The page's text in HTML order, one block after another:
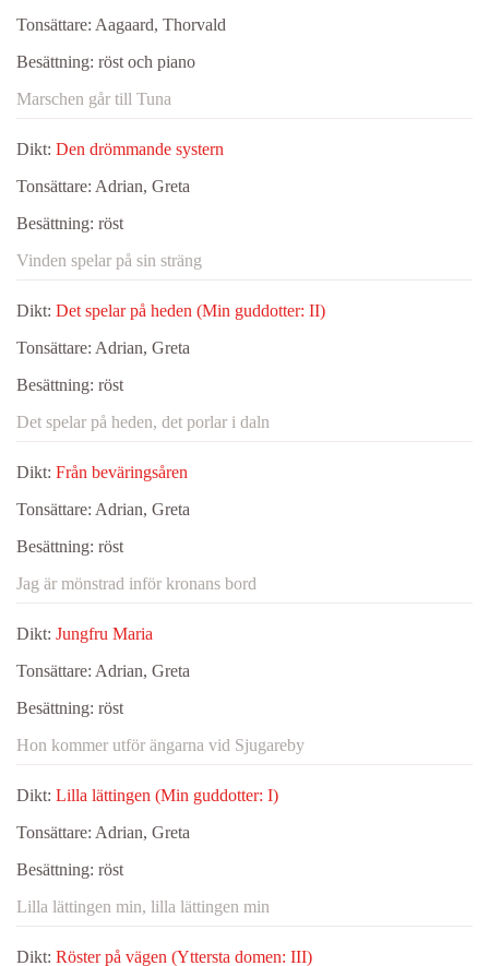
Tonsättare: Aagaard, Thorvald
Besättning: röst och piano
Marschen går till Tuna
Dikt: Den drömmande systern
Tonsättare: Adrian, Greta
Besättning: röst
Vinden spelar på sin sträng
Dikt: Det spelar på heden (Min guddotter: II)
Tonsättare: Adrian, Greta
Besättning: röst
Det spelar på heden, det porlar i daln
Dikt: Från beväringsåren
Tonsättare: Adrian, Greta
Besättning: röst
Jag är mönstrad inför kronans bord
Dikt: Jungfru Maria
Tonsättare: Adrian, Greta
Besättning: röst
Hon kommer utför ängarna vid Sjugareby
Dikt: Lilla lättingen (Min guddotter: I)
Tonsättare: Adrian, Greta
Besättning: röst
Lilla lättingen min, lilla lättingen min
Dikt: Röster på vägen (Yttersta domen: III)